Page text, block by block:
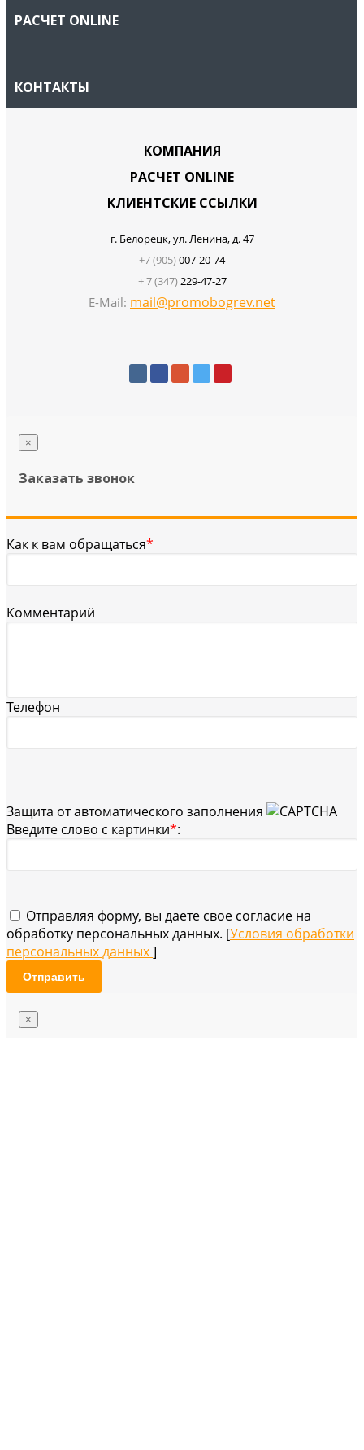
РАСЧЕТ ONLINE
КОНТАКТЫ
КОМПАНИЯ
РАСЧЕТ ONLINE
КЛИЕНТСКИЕ ССЫЛКИ
г. Белорецк, ул. Ленина, д. 47
+7 (905)007-20-74
+ 7 (347)229-47-27
E-Mail: mail@promobogrev.net
×
Заказать звонок
Как к вам обращаться*
Комментарий
Телефон
Защита от автоматического заполнения
Введите слово с картинки*:
Отправляя форму, вы даете свое согласие на
обработку персональных данных. [Условия обработки
персональных данных]
Отправить
×